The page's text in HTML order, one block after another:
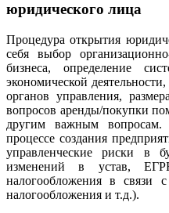
юридического лица
Процедура открытия
себя выбор
бизнеса, определение
экономической
органов управления,
вопросов аренды/покупки
другим важным
процессе создания
управленческие риски в
изменений в устав,
налогообложения в связи
налогообложения и т.д.).